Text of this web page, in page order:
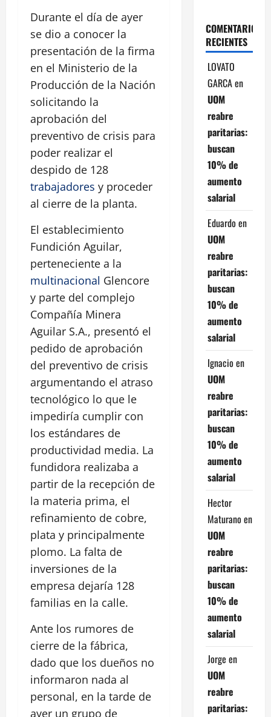
Durante el día de ayer
se dio a conocer la
presentación de la firma
en el Ministerio de la
Producción de la Nación
solicitando la
aprobación del
preventivo de crisis para
poder realizar el
despido de 128
trabajadores y proceder
al cierre de la planta.
El establecimiento
Fundición Aguilar,
perteneciente a la
multinacional Glencore
y parte del complejo
Compañía Minera
Aguilar S.A., presentó el
pedido de aprobación
del preventivo de crisis
argumentando el atraso
tecnológico lo que le
impediría cumplir con
los estándares de
productividad media. La
fundidora realizaba a
partir de la recepción de
la materia prima, el
refinamiento de cobre,
plata y principalmente
plomo. La falta de
inversiones de la
empresa dejaría 128
familias en la calle.
Ante los rumores de
cierre de la fábrica,
dado que los dueños no
informaron nada al
personal, en la tarde de
ayer un grupo de
COMENTARIOS
RECIENTES
LOVATO
GARCAen
UOM
reabre
paritarias:
buscan
10% de
aumento
salarial
Eduardo en
UOM
reabre
paritarias:
buscan
10% de
aumento
salarial
Ignacio en
UOM
reabre
paritarias:
buscan
10% de
aumento
salarial
Hector
Maturano en
UOM
reabre
paritarias:
buscan
10% de
aumento
salarial
Jorge en
UOM
reabre
paritarias: